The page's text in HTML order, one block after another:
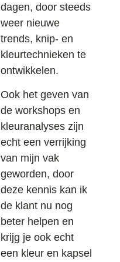
dagen, door steeds
weer nieuwe
trends, knip- en
kleurtechnieken te
ontwikkelen.
Ook het geven van
de workshops en
kleuranalyses zijn
echt een verrijking
van mijn vak
geworden, door
deze kennis kan ik
de klant nu nog
beter helpen en
krijg je ook echt
een kleur en kapsel